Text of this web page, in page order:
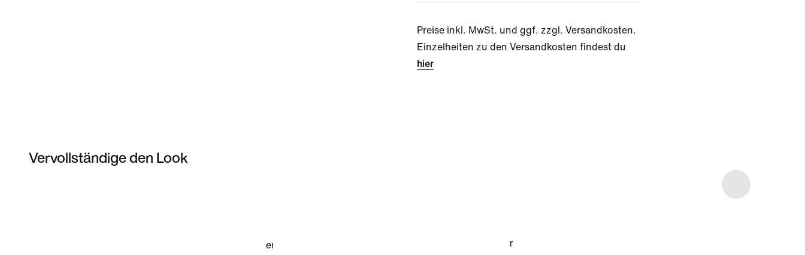
Preise inkl. MwSt. und ggf. zzgl. Versandkosten.
Einzelheiten zu den Versandkosten findest du
hier
Vervollständige den Look